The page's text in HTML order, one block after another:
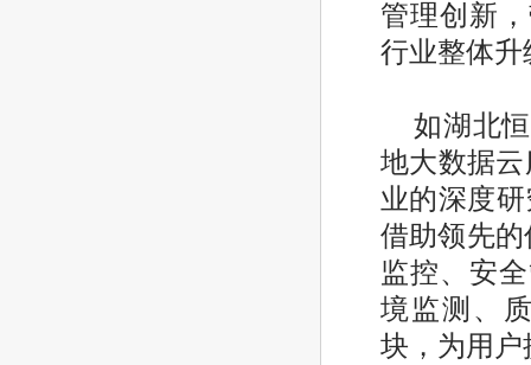
管理创新
行业整体升
如湖北
地大数据
业的深度
借助领先的
监控、安
境监测、
块，为用户